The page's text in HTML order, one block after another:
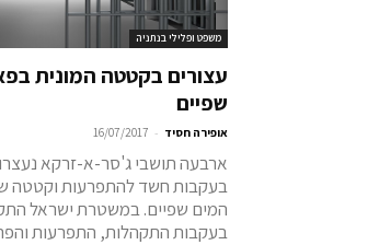
משפט ופלילי בנתניה
עצורים בקטטה המונית
שפיים
אופירה חסיד -
16/07/2017
ארבעה תושבי ג'סר-א-זרקא
בעקבות חשד להתפרעות וקטטה
המים שפיים. במשטרת ישראל
בעקבות התקהלות, התפרעות